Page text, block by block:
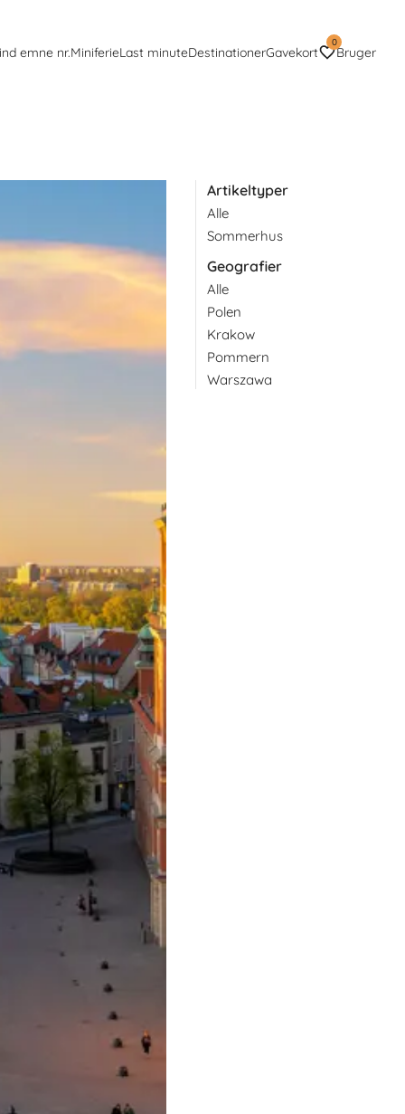
emne nr.MiniferieLast minuteDestinationerGavekort
0
Bruger
man se ud over hele
Artikeltyper
Alle
Sommerhus
Geografier
Alle
Polen
Krakow
Pommern
Warszawa